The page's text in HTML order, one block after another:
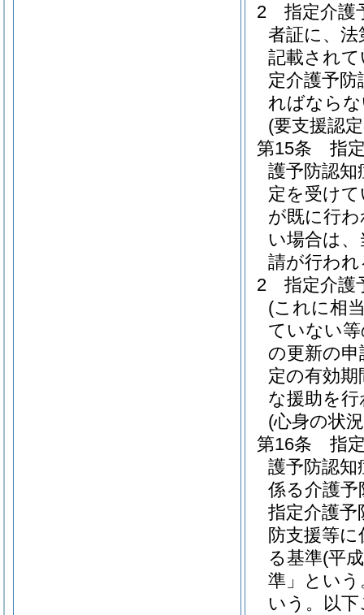
2
指定介護
者証に、法
記載され
定介護予
ればなら
(要支援認
第15条
指
護予防認知
定を受け
が既に行
い場合は
請が行わ
2
指定介護
(これに相
ていない
の更新の
定の有効
な援助を
(心身の状
第16条
指
護予防認
係る介護
指定介護予
防支援等
る基準(平
準」という
いう。以